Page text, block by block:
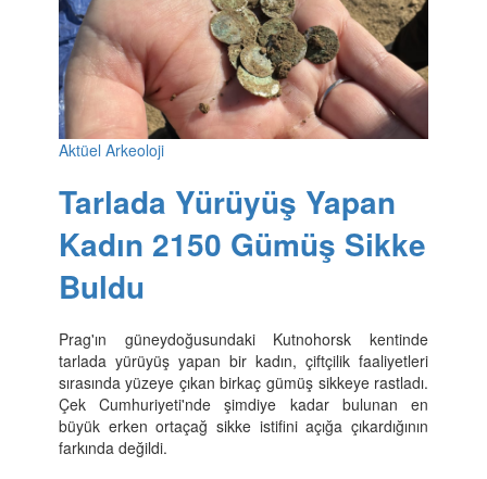
Aktüel Arkeoloji
Tarlada Yürüyüş Yapan
Kadın 2150 Gümüş Sikke
Buldu
Prag'ın güneydoğusundaki Kutnohorsk kentinde
tarlada yürüyüş yapan bir kadın, çiftçilik faaliyetleri
sırasında yüzeye çıkan birkaç gümüş sikkeye rastladı.
Çek Cumhuriyeti'nde şimdiye kadar bulunan en
büyük erken ortaçağ sikke istifini açığa çıkardığının
farkında değildi.